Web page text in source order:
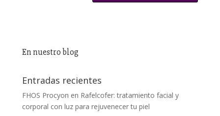
En nuestro blog
Entradas recientes
FHOS Procyon en Rafelcofer: tratamiento facial y
corporal con luz para rejuvenecer tu piel